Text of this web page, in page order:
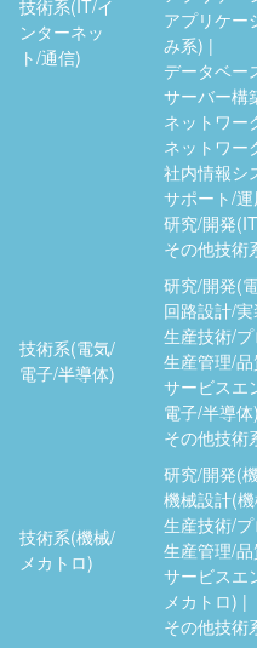
技術系(IT/イ
ンターネッ
ト/通信)
アプリケー
み系)
データベー
サーバー構
ネットワー
ネットワー
社内情報シ
サポート/
研究/開発
その他技術
技術系(電気/
電子/半導体)
研究/開発(
回路設計/
生産技術/
生産管理/
サービスエ
電子/半導体)
その他技術
技術系(機械/
メカトロ)
研究/開発(
機械設計(
生産技術/
生産管理/
サービスエ
メカトロ)
その他技術